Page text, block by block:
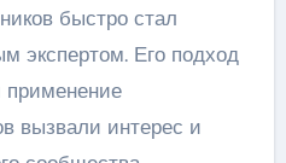
быстро стал
экспертом. Его подход
применение
вызвали интерес и